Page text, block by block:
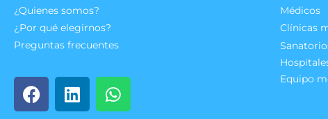
¿Quienes somos?
¿Por qué elegirnos?
Preguntas frecuentes
Médicos
Clínicas
Equipo